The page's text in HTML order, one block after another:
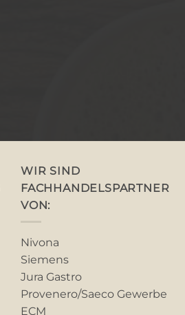
WIR SIND
FACHHANDELSPARTNER
VON:
Nivona
Siemens
Jura Gastro
Provenero/Saeco Gewerbe
ECM